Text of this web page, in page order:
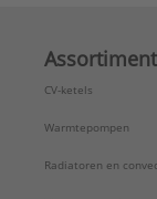
Assortiment
CV-ketels
Warmtepompen
Radiatoren en